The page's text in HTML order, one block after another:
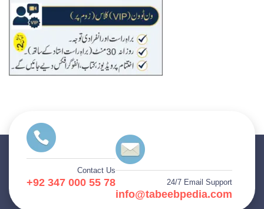
Contact Us
+92 347 000 55 78 24/7 Email Support
info@tabeebpedia.com